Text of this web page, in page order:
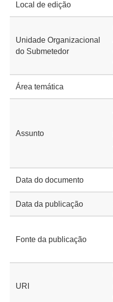
Local de edição
Unidade Organizacional
do Submetedor
Área temática
Assunto
Data do documento
Data da publicação
Fonte da publicação
URI